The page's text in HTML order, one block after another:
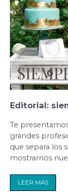
Editorial:
Te
grandes
que separa los
mostrarnos
LEER MÁS